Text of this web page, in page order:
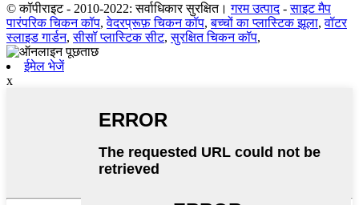
© कॉपीराइट - 2010-2022: सर्वाधिकार सुरक्षित। गरम उत्पाद-साइट मैप
पारंपरिक चिकन कॉप,वेदरप्रूफ़ चिकन कॉप,बच्चों का प्लास्टिक झूला,वॉटर
स्लाइड गार्डन,सीसॉ प्लास्टिक सीट,सुरक्षित चिकन कॉप,
ईमेल भेजें
x